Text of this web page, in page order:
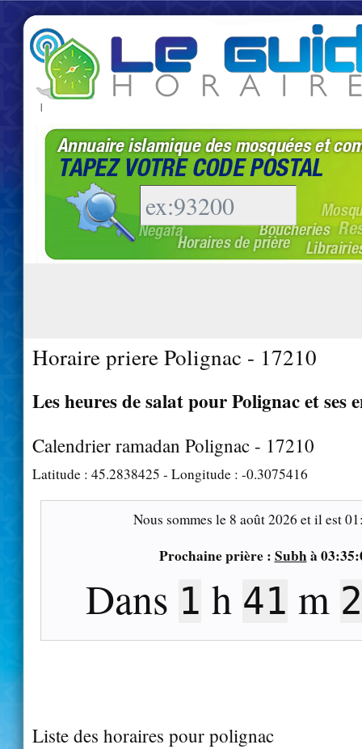
|
Horaire priere Polignac - 17210
Les heures de salat pour Polignac et ses
Calendrier ramadan Polignac - 17210
Latitude : 45.2838425 - Longitude : -0.3075416
Nous sommes le 8 août 2026 et il est
Prochaine prière : Subhà
Dans 1 h 41 m
Liste des horaires pour polignac